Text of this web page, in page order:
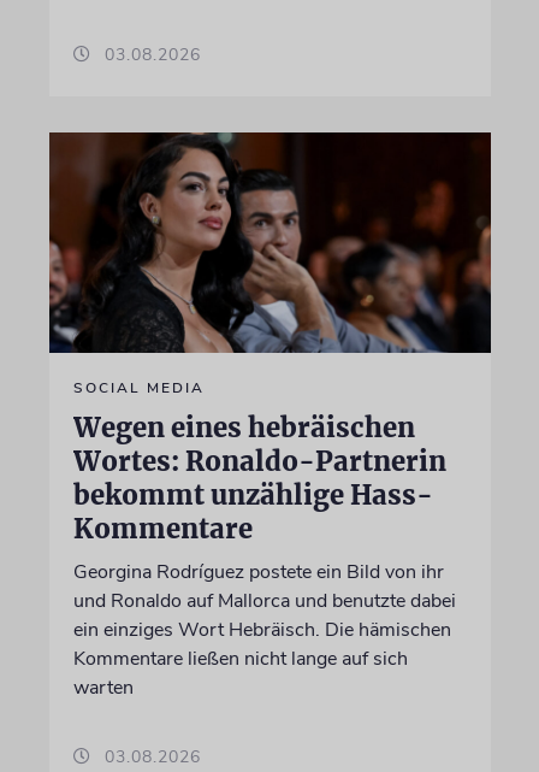
03.08.2026
SOCIAL MEDIA
Wegen eines hebräischen
Wortes: Ronaldo-Partnerin
bekommt unzählige Hass-
Kommentare
Georgina Rodríguez postete ein Bild von ihr
und Ronaldo auf Mallorca und benutzte dabei
ein einziges Wort Hebräisch. Die hämischen
Kommentare ließen nicht lange auf sich
warten
03.08.2026